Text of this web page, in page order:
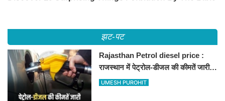
झट-पट
Rajasthan Petrol diesel price :
राजस्थान में पेट्रोल-डीजल की कीमतें जारी,
जानिए बीकानेर समेत पुरे प्रदेश में नए रेट
UMESH PUROHIT